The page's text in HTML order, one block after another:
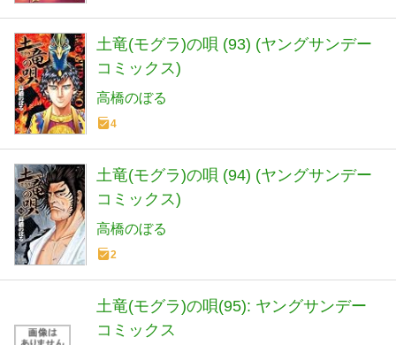
土竜(モグラ)の唄 (93) (ヤングサンデー
コミックス)
高橋のぼる
4
土竜(モグラ)の唄 (94) (ヤングサンデー
コミックス)
高橋のぼる
2
土竜(モグラ)の唄(95): ヤングサンデー
コミックス